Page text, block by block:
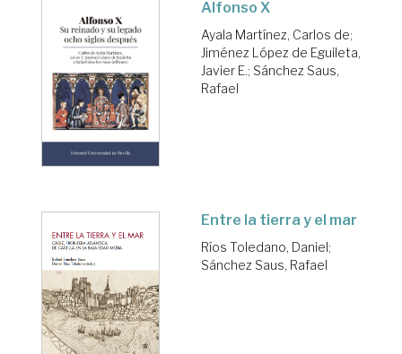
Alfonso X
Ayala Martínez, Carlos de;
Jiménez López de Eguileta,
Javier E.; Sánchez Saus,
Rafael
Entre la tierra y el mar
Ríos Toledano, Daniel;
Sánchez Saus, Rafael